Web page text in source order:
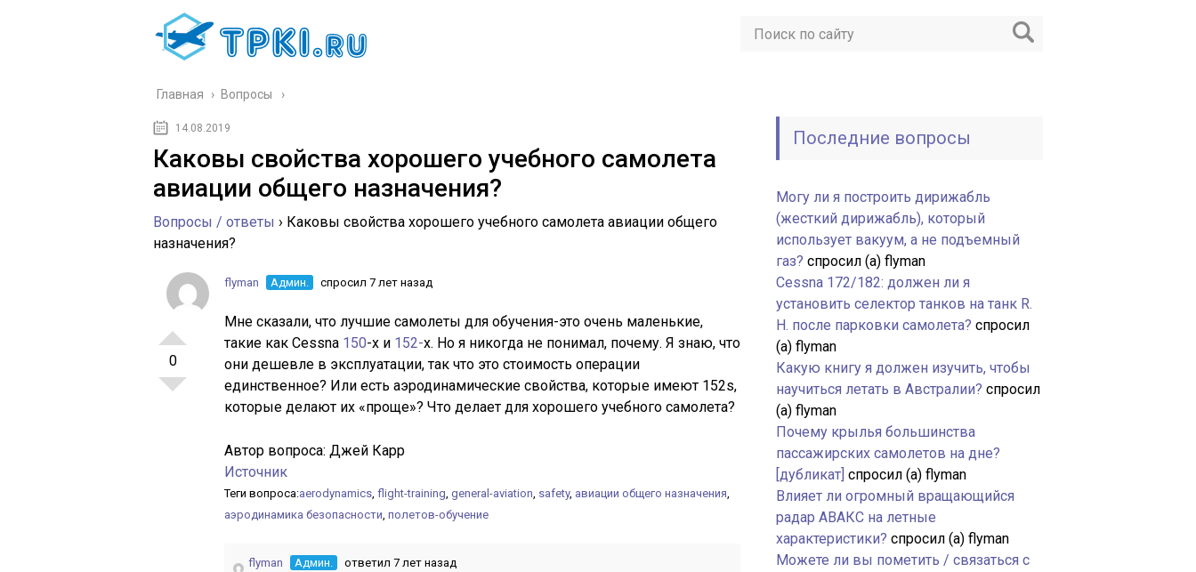
Главная › Вопросы
14.08.2019
Каковы свойства хорошего учебного самолета
авиации общего назначения?
Вопросы / ответы › Каковы свойства хорошего учебного самолета авиации общего
назначения?
0
flyman Админ. спросил 7 лет назад
Мне сказали, что лучшие самолеты для обучения-это очень маленькие,
такие как Cessna 150-х и 152-х. Но я никогда не понимал, почему. Я знаю, что
они дешевле в эксплуатации, так что это стоимость операции
единственное? Или есть аэродинамические свойства, которые имеют 152s,
которые делают их «проще»? Что делает для хорошего учебного самолета?
Автор вопроса: Джей Карр
Источник
Теги вопроса:aerodynamics, flight-training, general-aviation, safety, авиации общего назначения,
аэродинамика безопасности, полетов-обучение
flyman Админ. ответил 7 лет назад
Последние вопросы
Могу ли я построить дирижабль
(жесткий дирижабль), который
использует вакуум, а не подъемный
газ? спросил (а) flyman
Cessna 172/182: должен ли я
установить селектор танков на танк R.
H. после парковки самолета? спросил
(а) flyman
Какую книгу я должен изучить, чтобы
научиться летать в Австралии? спросил
(а) flyman
Почему крылья большинства
пассажирских самолетов на дне?
[дубликат] спросил (а) flyman
Влияет ли огромный вращающийся
радар АВАКС на летные
характеристики? спросил (а) flyman
Можете ли вы пометить / связаться с